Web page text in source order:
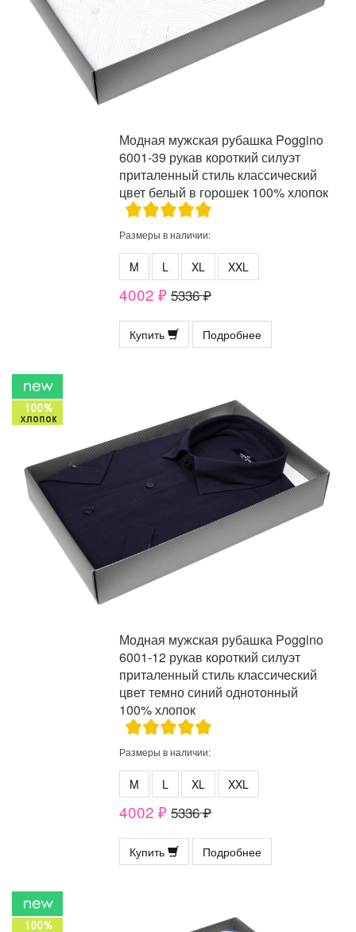
Модная мужская рубашка Poggino
6001-39 рукав короткий силуэт
приталенный стиль классический
цвет белый в горошек 100% хлопок
Размеры в наличии:
M L XL XXL
4002 ₽ 5336 ₽
Купить Подробнее
Модная мужская рубашка Poggino
6001-12 рукав короткий силуэт
приталенный стиль классический
цвет темно синий однотонный
100% хлопок
Размеры в наличии:
M L XL XXL
4002 ₽ 5336 ₽
Купить Подробнее